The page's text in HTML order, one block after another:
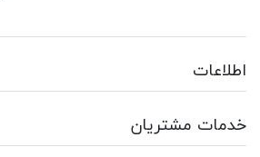
اطلاعات
خدمات مشتریان